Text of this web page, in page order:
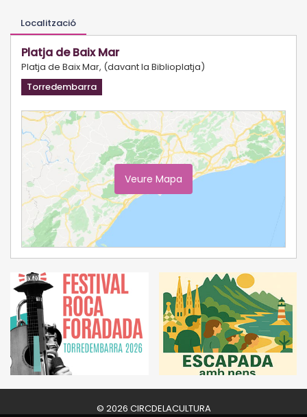
Localització
Platja de Baix Mar
Platja de Baix Mar, (davant la Biblioplatja)
Torredembarra
Veure Mapa
© 2026 CIRCDELACULTURA